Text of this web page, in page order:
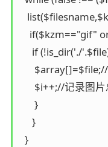
if (!is_dir('./
$i++;//记录图
      }
     }
  }